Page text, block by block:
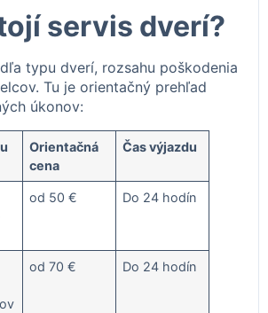
servis dverí?
typu dverí, rozsahu poškodenia
Tu je orientačný prehľad
úkonov:
Orientačná
cena
Čas výjazdu
od 50 € Do 24 hodín
od 70 € Do 24 hodín